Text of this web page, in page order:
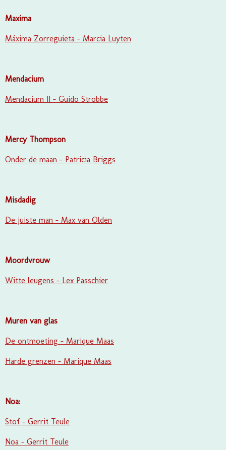
Maxima
Máxima Zorreguieta - Marcia Luyten
Mendacium
Mendacium II - Guido Strobbe
Mercy Thompson
Onder de maan - Patricia Briggs
Misdadig
De juiste man - Max van Olden
Moordvrouw
Witte leugens - Lex Passchier
Muren van glas
De ontmoeting - Marique Maas
Harde grenzen - Marique Maas
Noa:
Stof - Gerrit Teule
Noa - Gerrit Teule